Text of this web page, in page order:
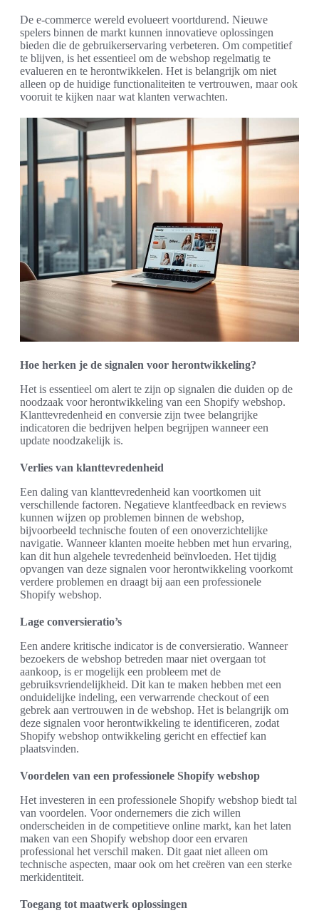
De e-commerce wereld evolueert voortdurend. Nieuwe
spelers binnen de markt kunnen innovatieve oplossingen
bieden die de gebruikerservaring verbeteren. Om competitief
te blijven, is het essentieel om de webshop regelmatig te
evalueren en te herontwikkelen. Het is belangrijk om niet
alleen op de huidige functionaliteiten te vertrouwen, maar ook
vooruit te kijken naar wat klanten verwachten.
Hoe herken je de signalen voor herontwikkeling?
Het is essentieel om alert te zijn op signalen die duiden op de
noodzaak voor herontwikkeling van een Shopify webshop.
Klanttevredenheid en conversie zijn twee belangrijke
indicatoren die bedrijven helpen begrijpen wanneer een
update noodzakelijk is.
Verlies van klanttevredenheid
Een daling van klanttevredenheid kan voortkomen uit
verschillende factoren. Negatieve klantfeedback en reviews
kunnen wijzen op problemen binnen de webshop,
bijvoorbeeld technische fouten of een onoverzichtelijke
navigatie. Wanneer klanten moeite hebben met hun ervaring,
kan dit hun algehele tevredenheid beïnvloeden. Het tijdig
opvangen van deze signalen voor herontwikkeling voorkomt
verdere problemen en draagt bij aan een professionele
Shopify webshop.
Lage conversieratio’s
Een andere kritische indicator is de conversieratio. Wanneer
bezoekers de webshop betreden maar niet overgaan tot
aankoop, is er mogelijk een probleem met de
gebruiksvriendelijkheid. Dit kan te maken hebben met een
onduidelijke indeling, een verwarrende checkout of een
gebrek aan vertrouwen in de webshop. Het is belangrijk om
deze signalen voor herontwikkeling te identificeren, zodat
Shopify webshop ontwikkeling gericht en effectief kan
plaatsvinden.
Voordelen van een professionele Shopify webshop
Het investeren in een professionele Shopify webshop biedt tal
van voordelen. Voor ondernemers die zich willen
onderscheiden in de competitieve online markt, kan het laten
maken van een Shopify webshop door een ervaren
professional het verschil maken. Dit gaat niet alleen om
technische aspecten, maar ook om het creëren van een sterke
merkidentiteit.
Toegang tot maatwerk oplossingen